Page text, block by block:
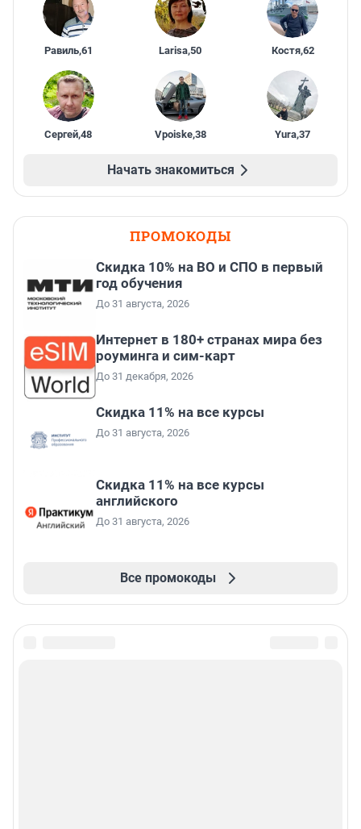
Равиль,61 Larisa,50 Костя,62
Сергей,48 Vpoiske,38 Yura,37
Начать знакомиться
ПРОМОКОДЫ
Скидка 10% на ВО и СПО в первый
год обучения
До 31 августа, 2026
Интернет в 180+ странах мира без
роуминга и сим-карт
До 31 декабря, 2026
Скидка 11% на все курсы
До 31 августа, 2026
Скидка 11% на все курсы
английского
До 31 августа, 2026
Все промокоды